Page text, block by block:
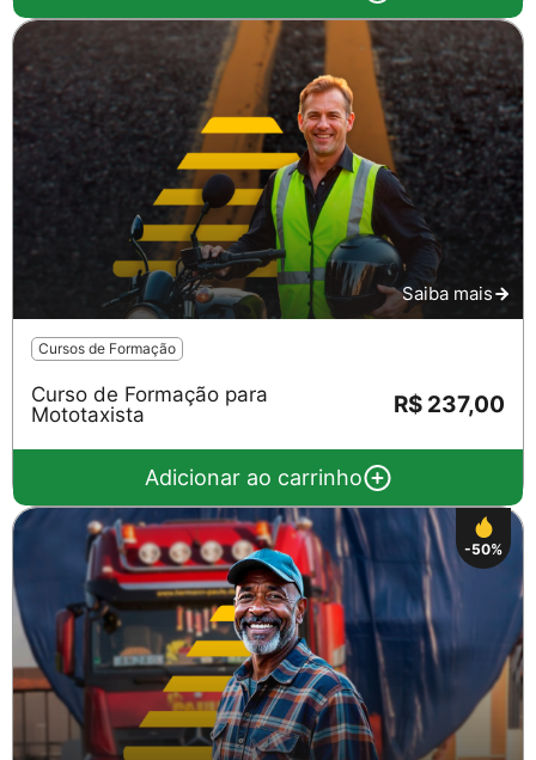
Saiba mais
Cursos de Formação
Curso de Formação para
Mototaxista
R$ 237,00
Adicionar ao carrinho
-50%